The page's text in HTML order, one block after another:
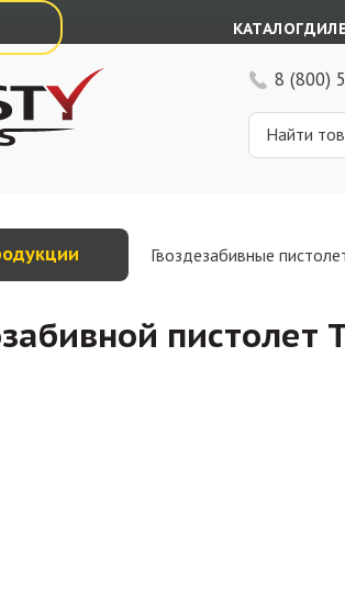
КАТАЛОГ
8 (800)
Гвоздезабивные
пистолет